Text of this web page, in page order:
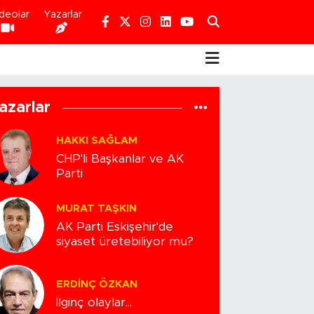
Yazarlar
HAKKI SAĞLAM
CHP'li Başkanlar ve AK
Parti
MURAT TAŞKIN
AK Parti Eskişehir'de
siyaset üretebiliyor mu?
ERDINÇ ÖZKAN
İlginç olaylar...